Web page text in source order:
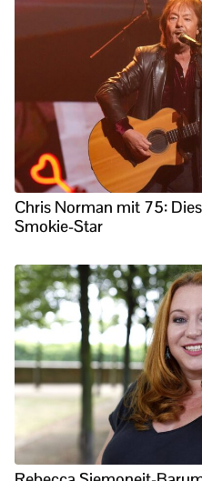
Chris Norman mit 75:
Smokie-Star